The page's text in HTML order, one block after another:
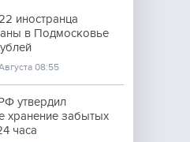
иностранца
в Подмосковье
08:55
утвердил
хранение забытых
часа